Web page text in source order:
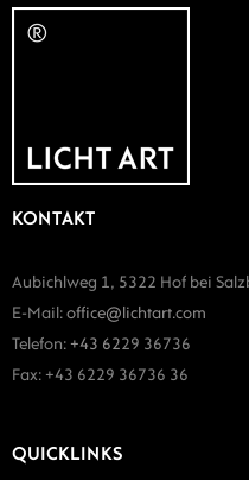
KONTAKT
Aubichlweg 1, 5322 Hof bei
E-Mail: office@lichtart.com
Telefon: +43 6229 36736
Fax: +43 6229 36736 36
QUICKLINKS